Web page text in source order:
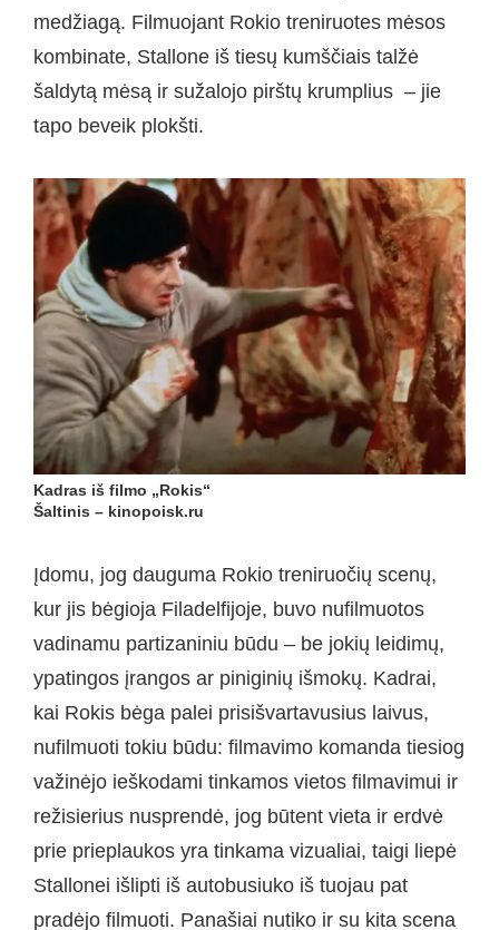
medžiagą. Filmuojant Rokio treniruotes mėsos
kombinate, Stallone iš tiesų kumščiais talžė
šaldytą mėsą ir sužalojo pirštų krumplius – jie
tapo beveik plokšti.
Kadras iš filmo „Rokis“
Šaltinis – kinopoisk.ru
Įdomu, jog dauguma Rokio treniruočių scenų,
kur jis bėgioja Filadelfijoje, buvo nufilmuotos
vadinamu partizaniniu būdu – be jokių leidimų,
ypatingos įrangos ar piniginių išmokų. Kadrai,
kai Rokis bėga palei prisišvartavusius laivus,
nufilmuoti tokiu būdu: filmavimo komanda tiesiog
važinėjo ieškodami tinkamos vietos filmavimui ir
režisierius nusprendė, jog būtent vieta ir erdvė
prie prieplaukos yra tinkama vizualiai, taigi liepė
Stallonei išlipti iš autobusiuko iš tuojau pat
pradėjo filmuoti. Panašiai nutiko ir su kita scena